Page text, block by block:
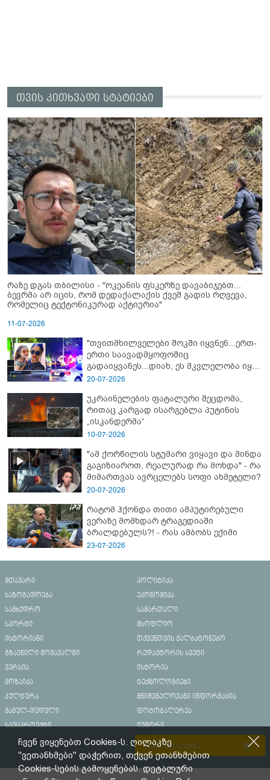
თვის კითხვადი სტატიები
რაზე დგას თბილისი - "ოკეანის ფსკერზე დავაბიჯებთ...
ბევრმა არ იცის, რომ დედაქალაქის ქვეშ გადის რღვევა,
რომელიც ტექტონიკურად აქტიურია"
11-07-2026
"თვითმხილველები შოკში იყვნენ...ერთ-
ერთი საავადმყოფოშიც
გადაიყვანეს...დიახ, ეს მკვლელობა იყო"
- გორში დატრიალებული ტრაგედიის
20-07-2026
უკრაინელების ფატალური შეცდომა,
რითაც კარგად ისარგებლა პუტინის
„ისკანდერმა“
10-07-2026
"ამ ქორწილის სტუმარი ვიყავი და მინდა
გაგიზიაროთ, რეალურად რა მოხდა" - რა
მიმართვას ავრცელებს სოფი ახმეტელი?
20-07-2026
რატომ ჰქონდა თითი ამპუტირებული
ვერაზე მომხდარ ტრაგედიაში
ბრალდებულს?! - რას ამბობს ექიმი
23-07-2026
მთავარი
პოლიტიკა
საზოგადოება
ეკონომიკა
სამხედრო
სამართალი
სპორტი
მსოფლიო
ისტორიანი
თქვენთვის ქალბატონებო
გზავნილი მომავალში
რედაქტორის სვეტი
ვერსია
ისტორია
მოზაიკა
ტექნოლოგიები
კულტურა
მნიშვნელოვანი ინფორმაცია
მამულ-დედული
ფოტოგალერეა
სპეცპროექტი
იუმორი
რეკლამა საიტზე
ჩვენ ვიყენებთ Cookies-ს. ღილაკზე
"ვეთანხმები" დაჭერით, თქვენ ეთანხმებით
Cookies-სების გამოყენებას. დეტალური